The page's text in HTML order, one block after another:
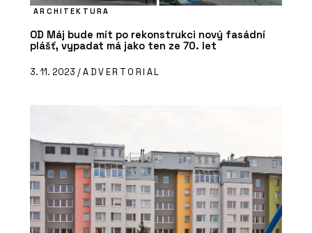
ARCHITEKTURA
OD Máj bude mít po rekonstrukci nový fasádní
plášť, vypadat má jako ten ze 70. let
3. 11. 2023 /ADVERTORIAL